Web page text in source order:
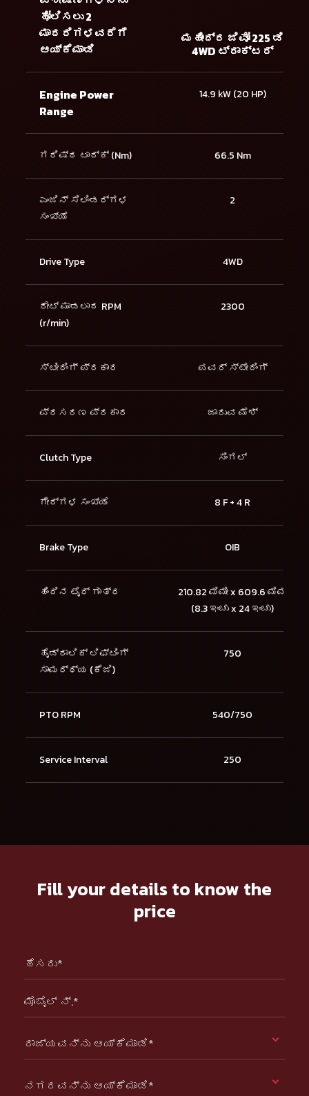
ಹೋಲಿಸಲು 2
ಮಾದರಿಗಳವರೆಗೆ
ಆಯ್ಕೆಮಾಡಿ
ಮಹೀಂದ್ರ ಜಿವೋ 225 ಡಿ
4WD ಟ್ರಾಕ್ಟರ್
Engine Power
Range
14.9 kW (20 HP)
ಗರಿಷ್ಠ ಟಾರ್ಕ್ (Nm) 66.5 Nm
ಎಂಜಿನ್ ಸಿಲಿಂಡರ್ಗಳ
ಸಂಖ್ಯೆ
2
Drive Type 4WD
ರೇಟ್ ಮಾಡಲಾದ RPM
(r/min)
2300
ಸ್ಟೀರಿಂಗ್ ಪ್ರಕಾರ ಪವರ್ ಸ್ಟೇರಿಂಗ್
ಪ್ರಸರಣ ಪ್ರಕಾರ ಜಾರುವ ಮೆಶ್
Clutch Type ಸಿಂಗಲ್
ಗೇರ್‌ಗಳ ಸಂಖ್ಯೆ 8 F + 4 R
Brake Type OIB
ಹಿಂದಿನ ಟೈರ್ ಗಾತ್ರ
210.82 ಮಿಮೀ x 609.6 ಮಿಮೀ
(8.3 ಇಂಚು x 24 ಇಂಚು)
ಹೈಡ್ರಾಲಿಕ್ ಲಿಫ್ಟಿಂಗ್
ಸಾಮರ್ಥ್ಯ (ಕೆಜಿ)
750
PTO RPM 540/750
Service Interval 250
Fill your details to know the
price
ಹೆಸರು*
ಮೊಬೈಲ್ ನ್.*
ರಾಜ್ಯವನ್ನು ಆಯ್ಕೆಮಾಡಿ*
ನಗರವನ್ನು ಆಯ್ಕೆಮಾಡಿ*